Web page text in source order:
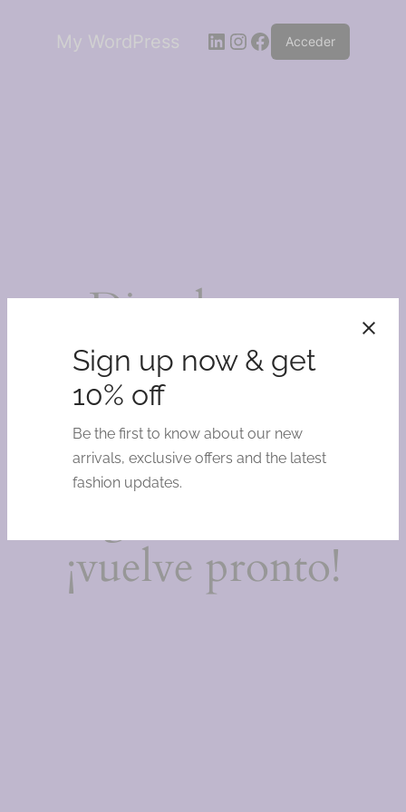
Sign up now & get
10% off
Be the first to know about our new
arrivals, exclusive offers and the latest
fashion updates.
My WordPress LinkedIn
Instagram
Facebook
Acceder
¡Disculpa este
desastre!
Estamos
trabajando en
¡vuelve pronto!